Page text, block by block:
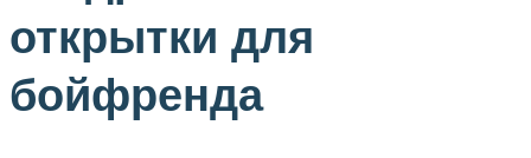
открытки для
бойфренда